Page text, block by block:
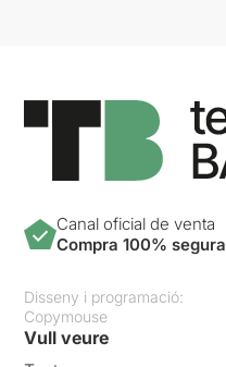
Canal oficial de venta
Compra 100% segura
Disseny i programació:
Copymouse
Vull veure